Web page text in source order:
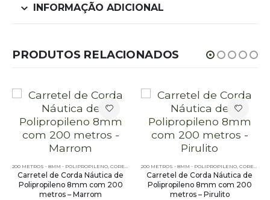
INFORMAÇÃO ADICIONAL
PRODUTOS RELACIONADOS
200 METROS - 8MM - POLIPROPILENO, CORES LISAS - 200 METROS - 8MM - POLIPROPILENO
Carretel de Corda Náutica de
Polipropileno 8mm com 200
metros – Marrom
200 METROS - 8MM - POLIPROPILENO, CORES MESCLADAS - 200 METROS - 8MM - POLIPROPILENO
Carretel de Corda Náutica de
Polipropileno 8mm com 200
metros – Pirulito